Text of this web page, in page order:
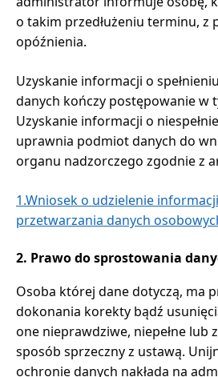
o takim przedłużeniu terminu, z
opóźnienia.
Uzyskanie informacji o
danych kończy postępowanie w
Uzyskanie informacji o
uprawnia podmiot danych do
organu nadzorczego zgodnie z
1.Wniosek o udzielenie
przetwarzania danych
2. Prawo do sprostowania
Osoba której dane dotyczą, ma
dokonania korekty bądź
one nieprawdziwe, niepełne lub
sposób sprzeczny z ustawą.
ochronie danych nakłada na